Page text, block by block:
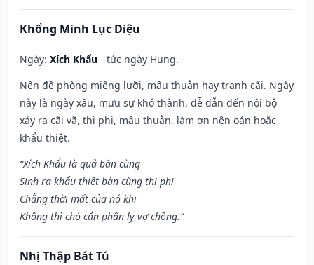
Khổng Minh Lục Diệu
Ngày: Xích Khẩu - tức ngày Hung.
Nên đề phòng miệng lưỡi, mâu thuẫn hay tranh cãi. Ngày
này là ngày xấu, mưu sự khó thành, dễ dẫn đến nội bộ
xảy ra cãi vã, thị phi, mâu thuẫn, làm ơn nên oán hoặc
khẩu thiệt.
“Xích Khẩu là quả bần cùng
Sinh ra khẩu thiệt bàn cùng thị phi
Chẳng thời mất của nó khi
Không thì chó cắn phân ly vợ chồng.”
Nhị Thập Bát Tú